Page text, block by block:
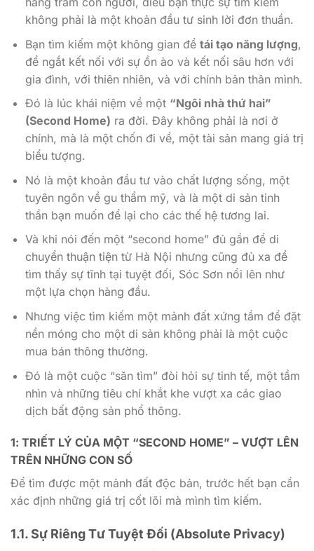
không phải là một khoản đầu tư sinh lời đơn thuần.
Bạn tìm kiếm một không gian để tái tạo năng lượng,
để ngắt kết nối với sự ồn ào và kết nối sâu hơn với
gia đình, với thiên nhiên, và với chính bản thân mình.
Đó là lúc khái niệm về một “Ngôi nhà thứ hai”
(Second Home) ra đời. Đây không phải là nơi ở
chính, mà là một chốn đi về, một tài sản mang giá trị
biểu tượng.
Nó là một khoản đầu tư vào chất lượng sống, một
tuyên ngôn về gu thẩm mỹ, và là một di sản tinh
thần bạn muốn để lại cho các thế hệ tương lai.
Và khi nói đến một “second home” đủ gần để di
chuyển thuận tiện từ Hà Nội nhưng cũng đủ xa để
tìm thấy sự tĩnh tại tuyệt đối, Sóc Sơn nổi lên như
một lựa chọn hàng đầu.
Nhưng việc tìm kiếm một mảnh đất xứng tầm để đặt
nền móng cho một di sản không phải là một cuộc
mua bán thông thường.
Đó là một cuộc “săn tìm” đòi hỏi sự tinh tế, một tầm
nhìn và những tiêu chí khắt khe vượt xa các giao
dịch bất động sản phổ thông.
1: TRIẾT LÝ CỦA MỘT “SECOND HOME” – VƯỢT LÊN
TRÊN NHỮNG CON SỐ
Để tìm được một mảnh đất độc bản, trước hết bạn cần
xác định những giá trị cốt lõi mà mình tìm kiếm.
1.1. Sự Riêng Tư Tuyệt Đối (Absolute Privacy)